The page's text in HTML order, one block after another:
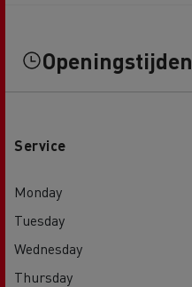
Openingstijden
Service
Monday
Tuesday
Wednesday
Thursday